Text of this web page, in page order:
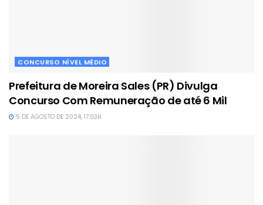
CONCURSO NÍVEL MÉDIO
Prefeitura de Moreira Sales (PR) Divulga
Concurso Com Remuneração de até 6 Mil
5 DE AGOSTO DE 2024, 17:03H